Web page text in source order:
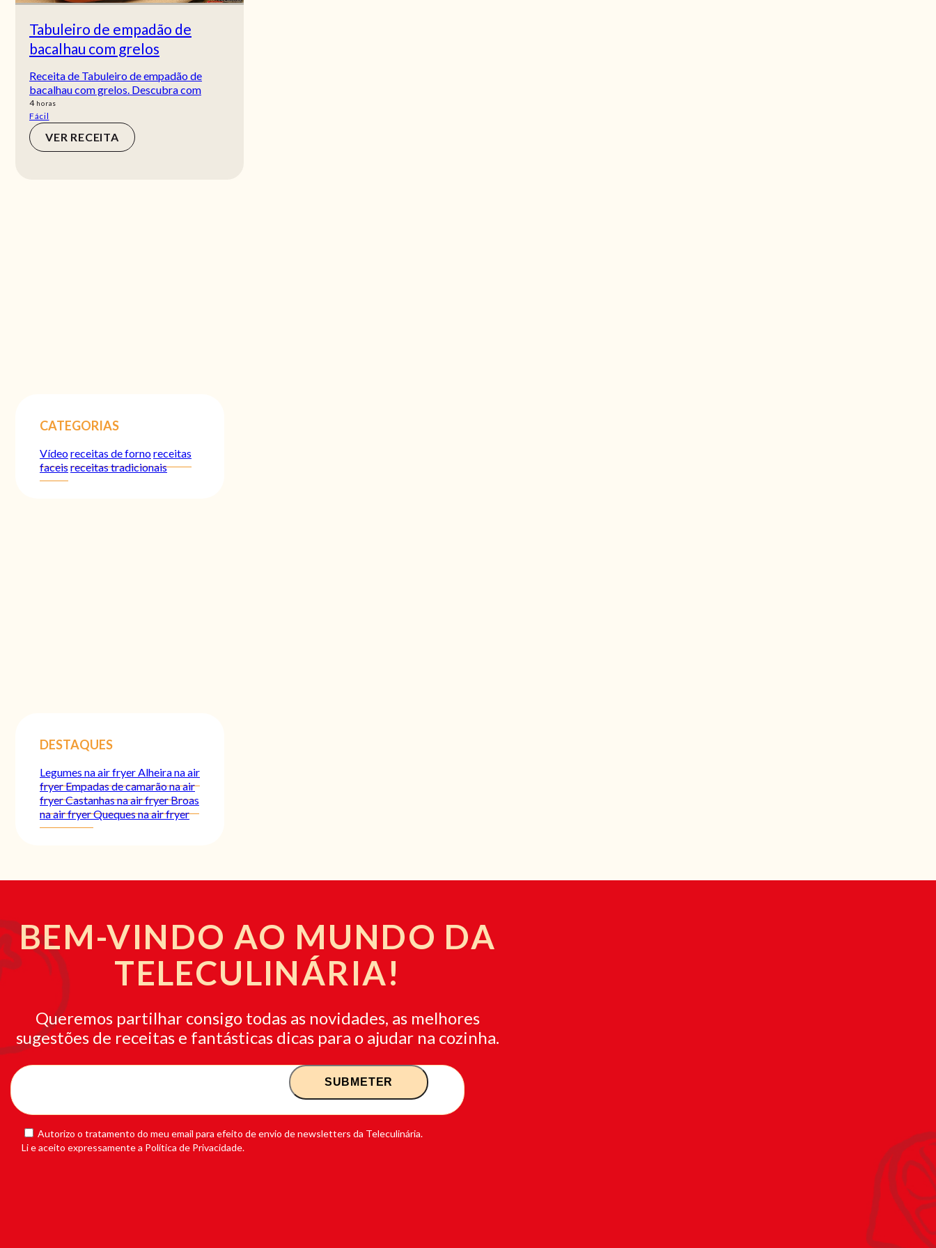
Tabuleiro de empadão de
bacalhau com grelos
Receita de Tabuleiro de empadão de
bacalhau com grelos. Descubra com
4horas
horas
Fácil
VER RECEITA
CATEGORIAS
Vídeoreceitas de fornoreceitas
faceisreceitas tradicionais
DESTAQUES
Legumes na air fryerAlheira na air
fryerEmpadas de camarão na air
fryerCastanhas na air fryerBroas
na air fryerQueques na air fryer
BEM-VINDO AO MUNDO DA
TELECULINÁRIA!
Queremos partilhar consigo todas as novidades, as melhores
sugestões de receitas e fantásticas dicas para o ajudar na cozinha.
Autorizo o tratamento do meu email para efeito de envio de newsletters da Teleculinária.
Li e aceito expressamente a Política de Privacidade.